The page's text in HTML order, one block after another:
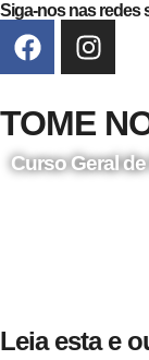
Siga-nos nas redes
TOME
Curso Geral
Leia esta e